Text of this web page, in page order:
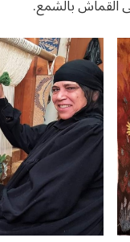
القماش بالشمع.